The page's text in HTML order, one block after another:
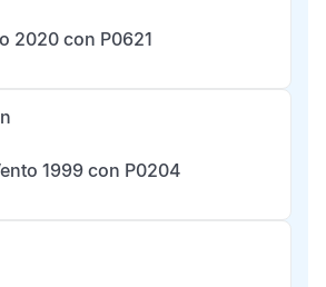
2020 con P0621
1999 con P0204